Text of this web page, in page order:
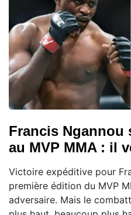
Francis Ngannou
au MVP MMA : il
Victoire expéditive pour
première édition du MVP
adversaire. Mais le